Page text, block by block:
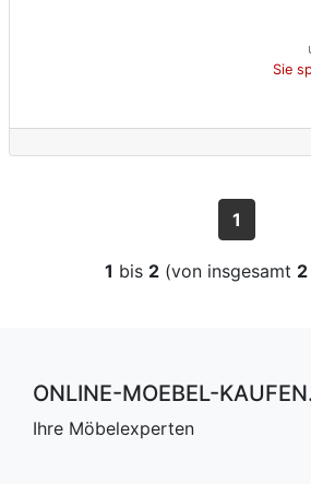
Sie
1
1 bis 2 (von insgesamt 2
ONLINE-MOEBEL-
Ihre Möbelexperten